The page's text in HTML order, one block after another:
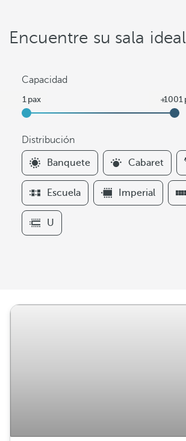
Encuentre su sala ideal
Capacidad
Distribución
F
i
l
t
e
r
Banquete Cabaret
Escuela Imperial
U